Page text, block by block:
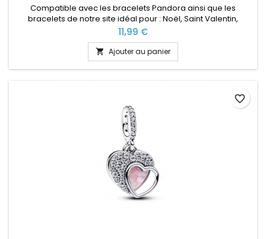
Compatible avec les bracelets Pandora ainsi que les
bracelets de notre site idéal pour : Noël, Saint Valentin,
anniversaire, anniversaire de mariage
Prix
11,99 €
 Ajouter au panier
favorite_border